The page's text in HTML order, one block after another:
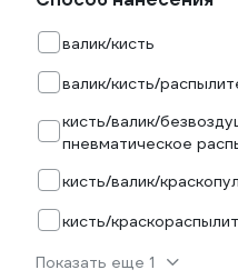
валик/кисть
валик/кисть/
кисть/валик/
пневматическое
кисть/валик/
кисть/
Показать еще 1